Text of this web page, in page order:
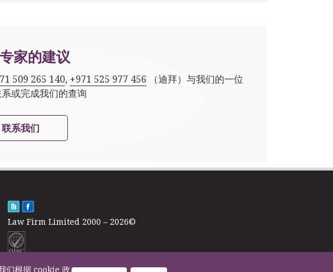
家的建议
509 265 140, +971 525 977 456 （迪拜）与我们的一位
或完成我们的查询
联系我们
Law Firm Limited 2000 – 2026©
F200500002
们根据 cookie 政